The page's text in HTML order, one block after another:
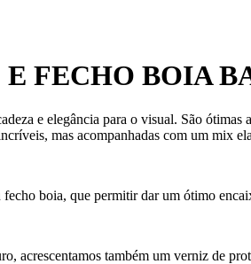
FECHO BOIA
e elegância para o visual. São
mas acompanhadas com um mix
fecho boia, que permitir dar um ótimo
acrescentamos também um verniz de